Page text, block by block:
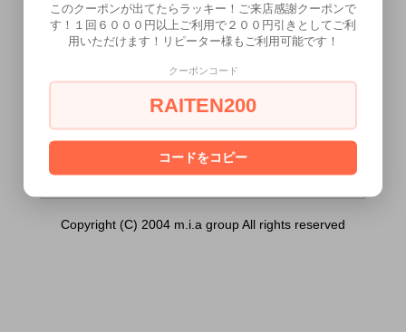
ージオイル「極潤・詰替え」320ｇ）は18
[ はい ] [ いいえ ]
Copyright (C) 2004 m.i.a group All rights reserved
このクーポンが出てたらラッキー！ご来店感謝クーポンで
す！１回６０００円以上ご利用で２００円引きとしてご利
用いただけます！リピーター様もご利用可能です！
クーポンコード
RAITEN200
コードをコピー